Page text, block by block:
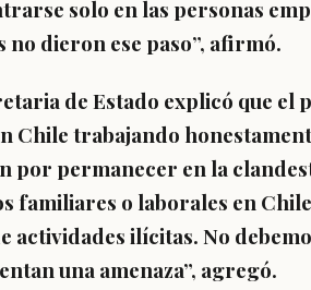
solo en las personas
no dieron ese paso”, afirmó.
de Estado explicó que
Chile trabajando
por permanecer en la
familiares o laborales en
actividades ilícitas. No
una amenaza”, agregó.